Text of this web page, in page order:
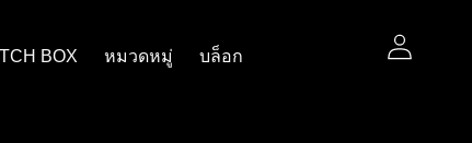
BOX หมวดหมู่ บล็อก